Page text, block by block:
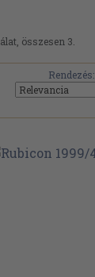
összesen 3.
Rendezés: